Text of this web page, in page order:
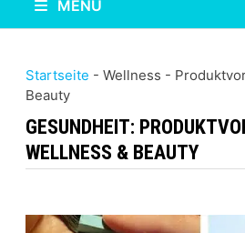
MENÜ
Startseite - Wellness -
Beauty
GESUNDHEIT:
WELLNESS & BEAUTY